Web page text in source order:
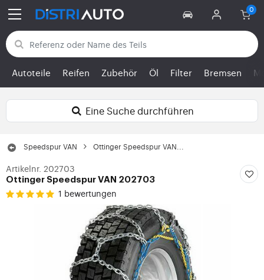
Zurück zu den Kategorien
Autoteile Reifen Zubehör Öl Filter Bremsen
Eine Suche durchführen
Speedspur VAN Ottinger Speedspur VAN...
Artikelnr. 202703
Ottinger Speedspur VAN 202703
1 bewertungen